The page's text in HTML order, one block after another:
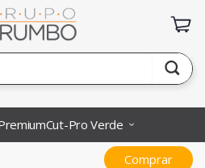
Pro Verde
Comprar